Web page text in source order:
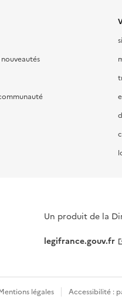
Un produit de la
legifrance.gouv.fr
légales Accessibilité :